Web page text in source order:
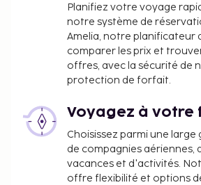
doit présenter, en plus des
mentionnés précédemment,
d'autorisation de voyager
parent. Si les parents ou le
échéant, ne sont pas en
autorisation juridique sera
personnes souhaitant
des enfants devront
brésilien avant leur départ
d'informations.
Planifiez votre voyage
notre système de
Amelia, notre planificateur
comparer les prix et
offres, avec la sécurité de
protection de forfait.
Voyagez à votre
Choisissez parmi une
de compagnies aériennes,
vacances et d'activités.
offre flexibilité et options